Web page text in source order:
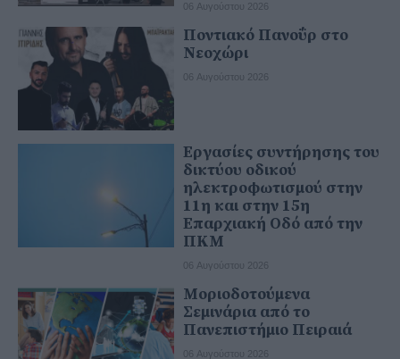
06 Αυγούστου 2026
Ποντιακό Πανοΰρ στο
Νεοχώρι
06 Αυγούστου 2026
Εργασίες συντήρησης του
δικτύου οδικού
ηλεκτροφωτισμού στην
11η και στην 15η
Επαρχιακή Οδό από την
ΠΚΜ
06 Αυγούστου 2026
Μοριοδοτούμενα
Σεμινάρια από το
Πανεπιστήμιο Πειραιά
06 Αυγούστου 2026